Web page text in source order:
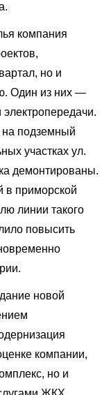
компания
но и
Один из них —
электропередачи.
подземный
участках ул.
демонтированы.
в приморской
линии такого
повысить
новой
компании,
но и